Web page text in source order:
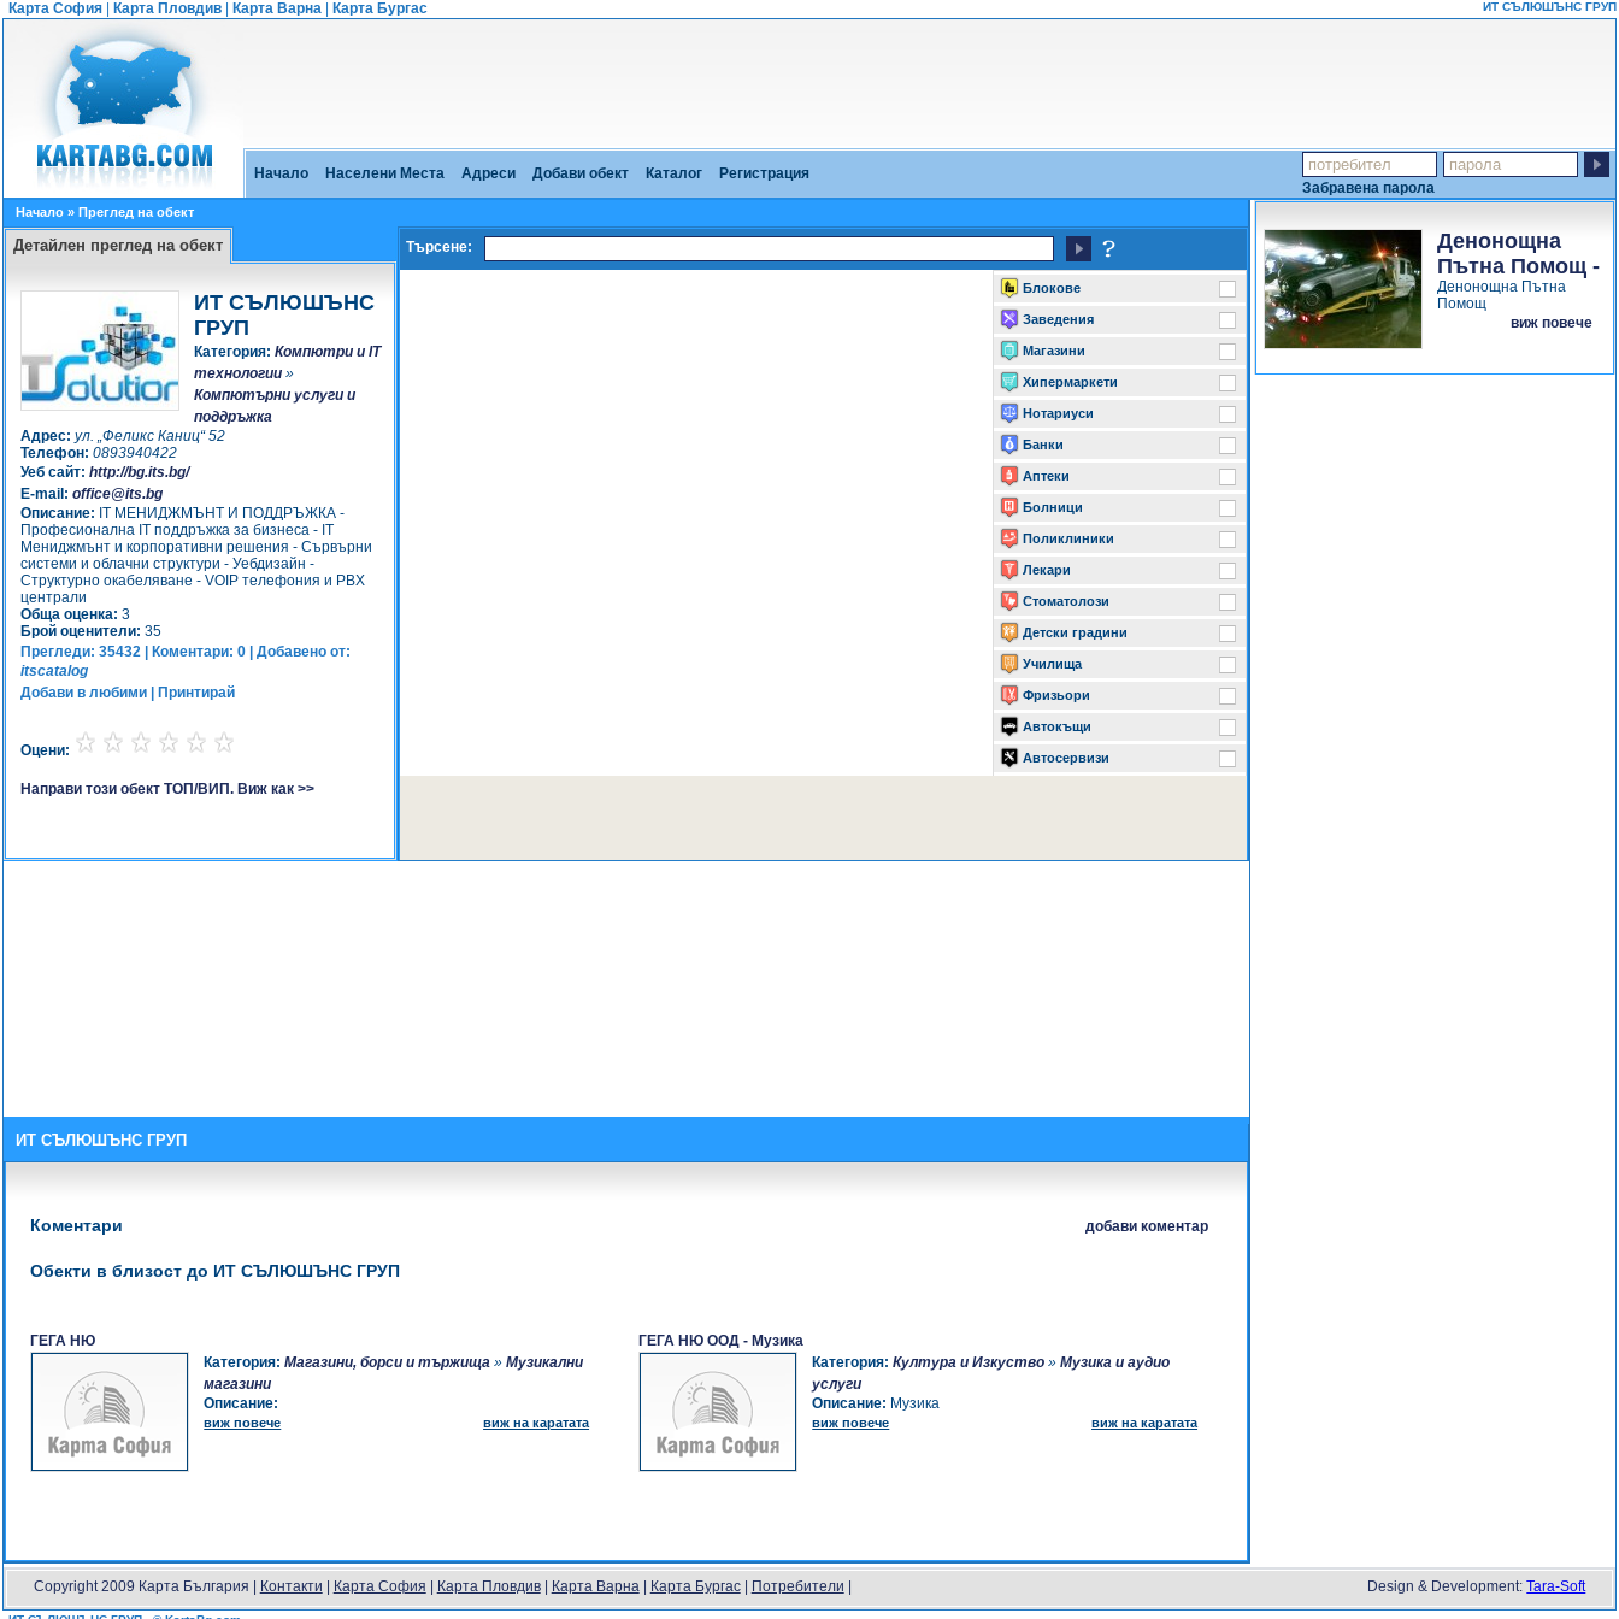
Карта София Карта Пловдив Карта Варна Карта Бургас ИТ СЪЛЮШЪНС ГРУП
Начало Населени Места Адреси Добави обект Каталог
Регистрация
Забравена парола
Денонощна
Пътна Помощ -
Wind & Fire...
Денонощна Пътна
Помощ
виж повече
Начало» Преглед на обект
Детайлен преглед на обект
ИТ СЪЛЮШЪНС
ГРУП
Категория: Компютри и IT
технологии »
Компютърни услуги и
поддръжка
Адрес: ул. „Феликс Каниц“ 52
Телефон: 0893940422
Уеб сайт: http://bg.its.bg/
E-mail: office@its.bg
Описание: IT МЕНИДЖМЪНТ И ПОДДРЪЖКА -
Професионална IT поддръжка за бизнеса - IT
Мениджмънт и корпоративни решения - Сървърни
системи и облачни структури - Уебдизайн -
Структурно окабеляване - VOIP телефония и PBX
централи
Обща оценка: 3
Брой оценители: 35
Прегледи: 35432 | Коментари: 0 | Добавено от:
itscatalog
Добави в любими
Принтирай
Оцени:
Направи този обект ТОП/ВИП. Виж как >>
Търсене:
Блокове
Заведения
Магазини
Хипермаркети
Нотариуси
Банки
Аптеки
Болници
Поликлиники
Лекари
Стоматолози
Детски градини
Училища
Фризьори
Автокъщи
Автосервизи
ИТ СЪЛЮШЪНС ГРУП
Коментари добави коментар
Обекти в близост до ИТ СЪЛЮШЪНС ГРУП
ГЕГА НЮ
Категория: Магазини, борси и тържища »Музикални
магазини
Описание:
виж повече виж на каратата
ГЕГА НЮ ООД - Музика
Категория: Култура и Изкуство »Музика и аудио
услуги
Описание: Музика
виж повече виж на каратата
Copyright 2009 Карта България | Контакти | Карта София | Карта Пловдив| Карта Варна | Карта Бургас| Потребители | Design & Development:Tara-Soft